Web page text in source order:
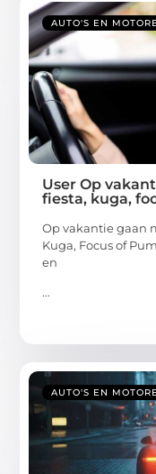
AUTO'S EN
User Op
fiesta, kuga,
Op vakantie gaan
Kuga, Focus of
en
...
AUTO'S EN